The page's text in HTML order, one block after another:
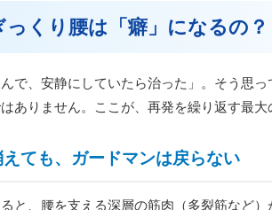
っくり腰は「癖」になるの？
んで、安静にしていたら治った」。そう思
ありません。ここが、再発を繰り返す最大
えても、ガードマンは戻らない
と、腰を支える深層の筋肉（多裂筋など